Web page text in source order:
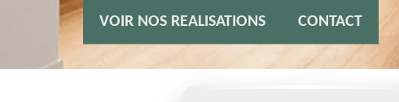
VOIR NOS REALISATIONS CONTACT